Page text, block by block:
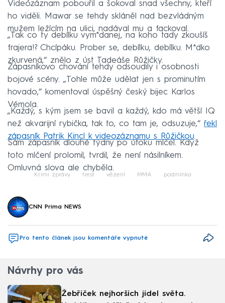
Videozáznam pobouřil a šokoval snad všechny, kteří
ho viděli. Mawar se tehdy skláněl nad bezvládným
mužem ležícím na ulici, nadával mu a fackoval.
„Tak co ty debílku vym*danej, na koho tady zkoušíš
frajera!? Chcípáku. Prober se, debílku, debílku. M*dko
zkurvená,“ znělo z úst Tadeáše Růžičky.
Zápasníkovo chování tehdy odsoudily i osobnosti
bojové scény. „Tohle může udělat jen s prominutím
hovado,“ komentoval úspěšný český bijec Karlos
Vémola.
„Každý, s kým jsem se bavil a každý, kdo má větší IQ
než akvarijní rybička, tak to, co tam je, odsuzuje,“ řekl
zápasník Patrik Kincl k videozáznamu s Růžičkou.
Sám zápasník dlouhé týdny po útoku mlčel. Když
toto mlčení prolomil, tvrdil, že není násilníkem.
Omluvná slova ale chyběla.
Krimi zprávy trest vězení MMA podmínka
CNN Prima NEWS
Pro tento článek jsou komentáře vypnuté
Návrhy pro vás
Žebříček nejhorších jídel světa.